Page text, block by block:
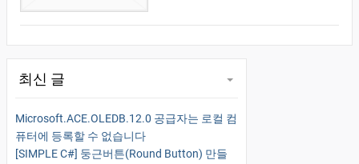
최신 글
Microsoft.ACE.OLEDB.12.0 공급자는 로컬 컴
퓨터에 등록할 수 없습니다
[SIMPLE C#] 둥근버튼(Round Button) 만들